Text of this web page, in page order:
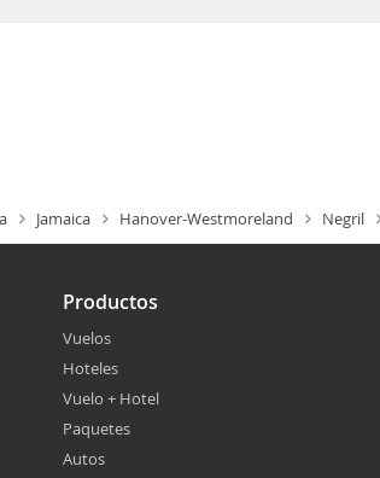
Jamaica Hanover-Westmoreland Negril
Productos
Vuelos
Hoteles
Vuelo + Hotel
Paquetes
Autos